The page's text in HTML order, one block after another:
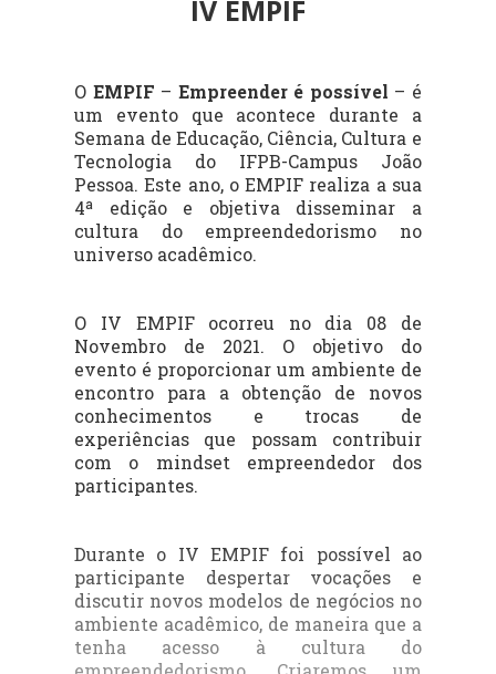
IV EMPIF
O EMPIF – Empreender é possível – é
um evento que acontece durante a
Semana de Educação, Ciência, Cultura e
Tecnologia do IFPB-Campus João
Pessoa. Este ano, o EMPIF realiza a sua
4ª edição e objetiva disseminar a
cultura do empreendedorismo no
universo acadêmico.
O IV EMPIF ocorreu no dia 08 de
Novembro de 2021. O objetivo do
evento é proporcionar um ambiente de
encontro para a obtenção de novos
conhecimentos e trocas de
experiências que possam contribuir
com o mindset empreendedor dos
participantes.
Durante o IV EMPIF foi possível ao
participante despertar vocações e
discutir novos modelos de negócios no
ambiente acadêmico, de maneira que a
tenha acesso à cultura do